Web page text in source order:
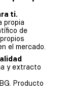
ti.
propia
de
el mercado.
y extracto
Producto